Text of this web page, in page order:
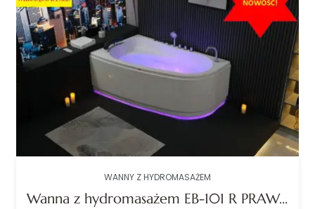
WANNY Z HYDROMASAŻEM
Wanna z hydromasażem EB-101 R PRAWA prostokątna 170cmx101cmx63cm DYSZE OBROTOWE, PILOT